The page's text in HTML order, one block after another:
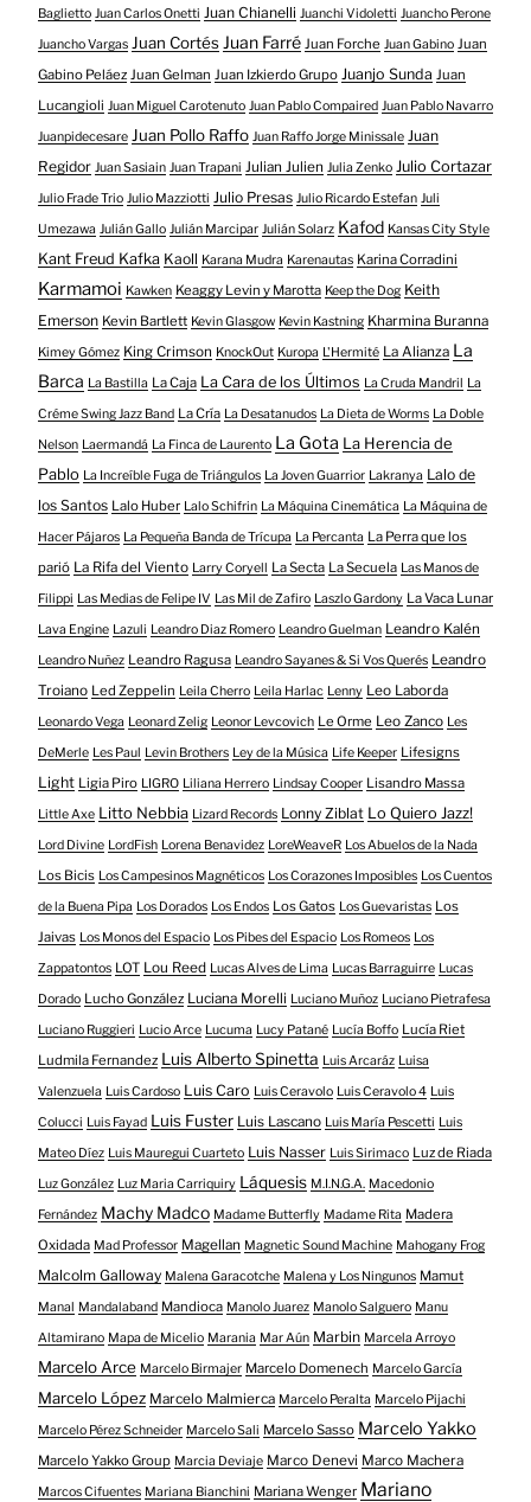
Baglietto Juan Carlos Onetti Juan Chianelli Juanchi Vidoletti Juancho Perone
Juancho Vargas Juan Cortés Juan Farré Juan Forche Juan Gabino Juan
Gabino Peláez Juan Gelman Juan Izkierdo Grupo Juanjo Sunda Juan
Lucangioli Juan Miguel Carotenuto Juan Pablo Compaired Juan Pablo Navarro
Juanpidecesare Juan Pollo Raffo Juan Raffo Jorge Minissale Juan
Regidor Juan Sasiain Juan Trapani Julian Julien Julia Zenko Julio Cortazar
Julio Frade Trio Julio Mazziotti Julio Presas Julio Ricardo Estefan Juli
Umezawa Julián Gallo Julián Marcipar Julián Solarz Kafod Kansas City Style
Kant Freud Kafka Kaoll Karana Mudra Karenautas Karina Corradini
Karmamoi Kawken Keaggy Levin y Marotta Keep the Dog Keith
Emerson Kevin Bartlett Kevin Glasgow Kevin Kastning Kharmina Buranna
Kimey Gómez King Crimson KnockOut Kuropa L'Hermité La Alianza La
Barca La Bastilla La Caja La Cara de los Últimos La Cruda Mandril La
Créme Swing Jazz Band La Cría La Desatanudos La Dieta de Worms La Doble
Nelson Laermandá La Finca de Laurento La Gota La Herencia de
Pablo La Increíble Fuga de Triángulos La Joven Guarrior Lakranya Lalo de
los Santos Lalo Huber Lalo Schifrin La Máquina Cinemática La Máquina de
Hacer Pájaros La Pequeña Banda de Trícupa La Percanta La Perra que los
parió La Rifa del Viento Larry Coryell La Secta La Secuela Las Manos de
Filippi Las Medias de Felipe IV Las Mil de Zafiro Laszlo Gardony La Vaca Lunar
Lava Engine Lazuli Leandro Diaz Romero Leandro Guelman Leandro Kalén
Leandro Nuñez Leandro Ragusa Leandro Sayanes & Si Vos Querés Leandro
Troiano Led Zeppelin Leila Cherro Leila Harlac Lenny Leo Laborda
Leonardo Vega Leonard Zelig Leonor Levcovich Le Orme Leo Zanco Les
DeMerle Les Paul Levin Brothers Ley de la Música Life Keeper Lifesigns
Light Ligia Piro LIGRO Liliana Herrero Lindsay Cooper Lisandro Massa
Little Axe Litto Nebbia Lizard Records Lonny Ziblat Lo Quiero Jazz!
Lord Divine LordFish Lorena Benavidez LoreWeaveR Los Abuelos de la Nada
Los Bicis Los Campesinos Magnéticos Los Corazones Imposibles Los Cuentos
de la Buena Pipa Los Dorados Los Endos Los Gatos Los Guevaristas Los
Jaivas Los Monos del Espacio Los Pibes del Espacio Los Romeos Los
Zappatontos LOT Lou Reed Lucas Alves de Lima Lucas Barraguirre Lucas
Dorado Lucho González Luciana Morelli Luciano Muñoz Luciano Pietrafesa
Luciano Ruggieri Lucio Arce Lucuma Lucy Patané Lucía Boffo Lucía Riet
Ludmila Fernandez Luis Alberto Spinetta Luis Arcaráz Luisa
Valenzuela Luis Cardoso Luis Caro Luis Ceravolo Luis Ceravolo 4 Luis
Colucci Luis Fayad Luis Fuster Luis Lascano Luis María Pescetti Luis
Mateo Díez Luis Mauregui Cuarteto Luis Nasser Luis Sirimaco Luz de Riada
Luz González Luz Maria Carriquiry Láquesis M.I.N.G.A. Macedonio
Fernández Machy Madco Madame Butterfly Madame Rita Madera
Oxidada Mad Professor Magellan Magnetic Sound Machine Mahogany Frog
Malcolm Galloway Malena Garacotche Malena y Los Ningunos Mamut
Manal Mandalaband Mandioca Manolo Juarez Manolo Salguero Manu
Altamirano Mapa de Micelio Marania Mar Aún Marbin Marcela Arroyo
Marcelo Arce Marcelo Birmajer Marcelo Domenech Marcelo García
Marcelo López Marcelo Malmierca Marcelo Peralta Marcelo Pijachi
Marcelo Pérez Schneider Marcelo Sali Marcelo Sasso Marcelo Yakko
Marcelo Yakko Group Marcia Deviaje Marco Denevi Marco Machera
Marcos Cifuentes Mariana Bianchini Mariana Wenger Mariano